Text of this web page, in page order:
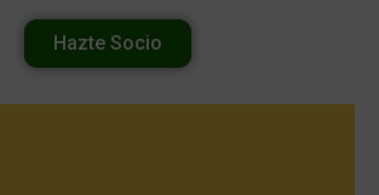
Hazte Socio